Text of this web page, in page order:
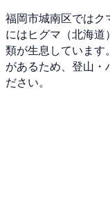
福岡市城南区ではク
にはヒグマ（北海
類が生息しています
があるため、登山・
ださい。